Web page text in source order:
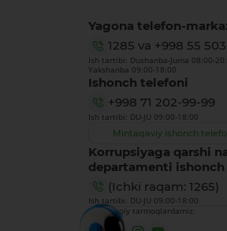
Yagona telefon-
1285 va +998 55
Ish tartibi: Dushanba-Juma 08:00-
Yakshanba 09:00-18:00
Ishonch telefoni
+998 71 202-99-99
Ish tartibi: DU-JU 09:00-18:00
Mintaqaviy ishonch
Korrupsiyaga qarshi
departamenti ishonch
(Ichki raqam: 1265)
Ish tartibi: DU-JU 09:00-18:00
Biz ijtimoiy tarmoqlardamiz: